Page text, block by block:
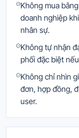
Không mua
doanh nghiệp
nhân sự.
Không tự nhận
phối đặc biệt
Không chỉ nhìn
đơn, hợp đồng,
user.